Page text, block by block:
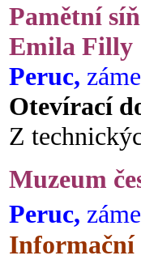
Pamětní síň
Emila Filly
Peruc,
Otevírací
Z
Muzeum
Peruc,
Informační